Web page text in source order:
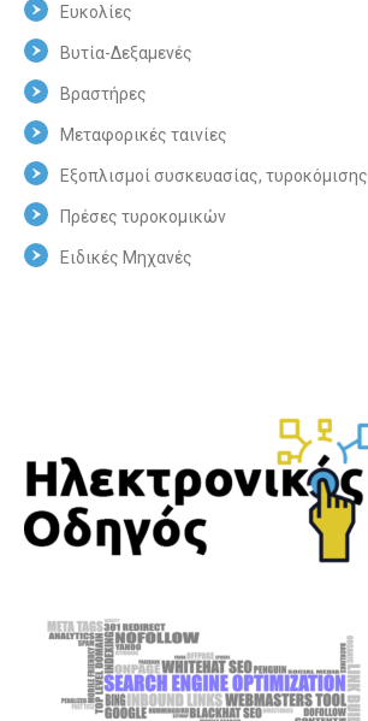
Ευκολίες
Βυτία-∆εξαμενές
Βραστήρες
Μεταφορικές ταινίες
Εξοπλισμοί συσκευασίας, τυροκόμισης
Πρέσες τυροκομικών
Ειδικές Μηχανές